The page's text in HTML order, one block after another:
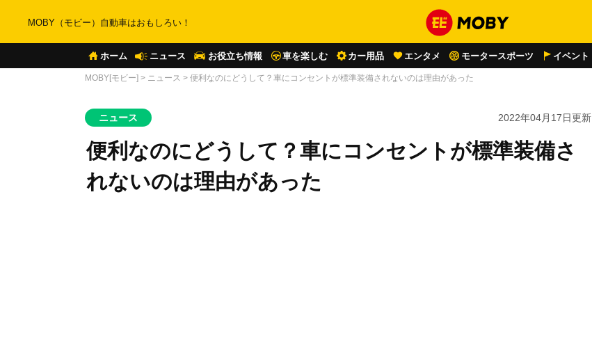
MOBY（モビー）自動車はおもしろい！
ホーム ニュース お役立ち情報 車を楽しむ カー用品 エンタメ モータースポーツ イベント
MOBY[モビー] > ニュース > 便利なのにどうして？車にコンセントが標準装備されないのは理由があった
ニュース 2022年04月17日更新
便利なのにどうして？車にコンセントが標準装備さ
れないのは理由があった